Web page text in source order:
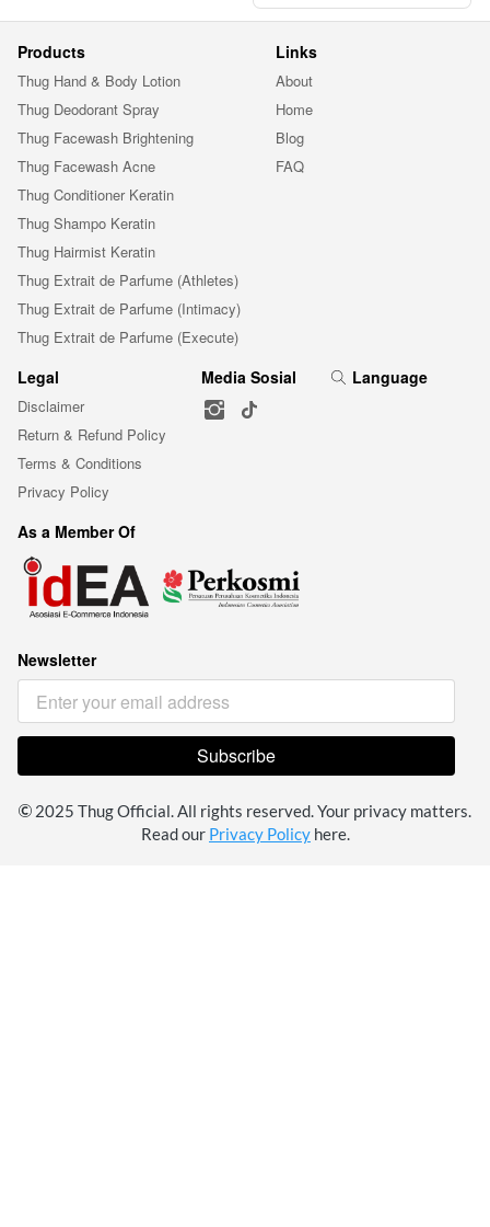
Products
Thug Hand & Body Lotion
Thug Deodorant Spray
Thug Facewash Brightening
Thug Facewash Acne
Thug Conditioner Keratin
Thug Shampo Keratin
Thug Hairmist Keratin
Thug Extrait de Parfume (Athletes)
Thug Extrait de Parfume (Intimacy)
Thug Extrait de Parfume (Execute)
Links
About
Home
Blog
FAQ
Legal
Disclaimer
Return & Refund Policy
Terms & Conditions
Privacy Policy
Media Sosial Language
As a Member Of
Newsletter
`
Subscribe
2025 Thug Official. All rights reserved. Your privacy matters.
Read our Privacy Policy here.